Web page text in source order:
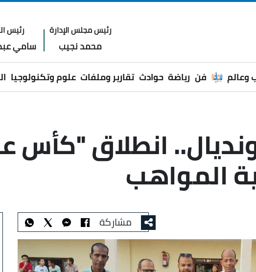
رئيس مجلس الإدارة
محمد نجيب
رئيس
سامي
وعالم فن رياضة حوادث تقارير وملفات علوم وتكنولوجيا
انطلاق "كأس
المواهب
مشاركة